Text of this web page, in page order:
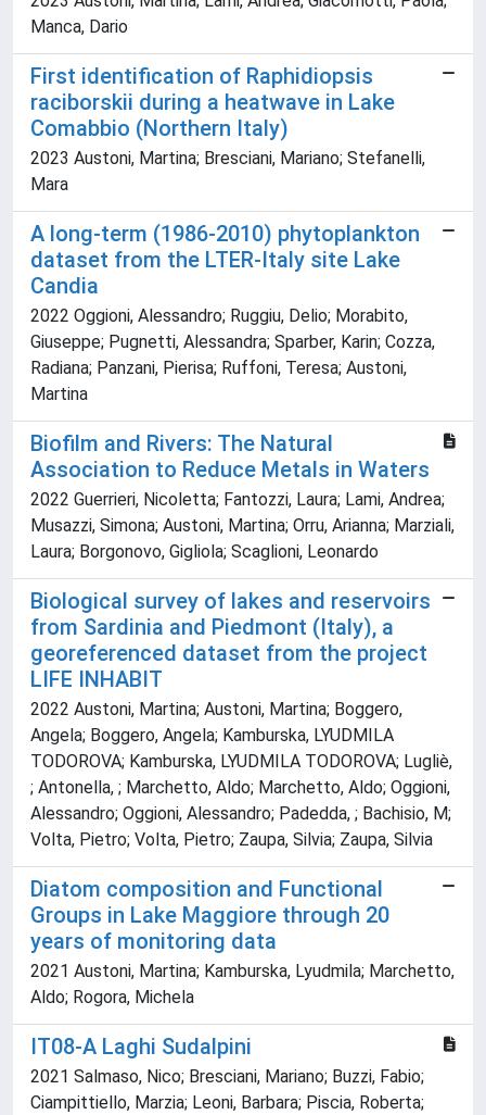
Manca, Dario
First identification of Raphidiopsis
raciborskii during a heatwave in Lake
Comabbio (Northern Italy)
2023 Austoni, Martina; Bresciani, Mariano; Stefanelli,
Mara
A long-term (1986-2010) phytoplankton
dataset from the LTER-Italy site Lake
Candia
2022 Oggioni, Alessandro; Ruggiu, Delio; Morabito,
Giuseppe; Pugnetti, Alessandra; Sparber, Karin; Cozza,
Radiana; Panzani, Pierisa; Ruffoni, Teresa; Austoni,
Martina
Biofilm and Rivers: The Natural
Association to Reduce Metals in Waters
2022 Guerrieri, Nicoletta; Fantozzi, Laura; Lami, Andrea;
Musazzi, Simona; Austoni, Martina; Orru, Arianna; Marziali,
Laura; Borgonovo, Gigliola; Scaglioni, Leonardo
Biological survey of lakes and reservoirs
from Sardinia and Piedmont (Italy), a
georeferenced dataset from the project
LIFE INHABIT
2022 Austoni, Martina; Austoni, Martina; Boggero,
Angela; Boggero, Angela; Kamburska, LYUDMILA
TODOROVA; Kamburska, LYUDMILA TODOROVA; Lugliè,
; Antonella, ; Marchetto, Aldo; Marchetto, Aldo; Oggioni,
Alessandro; Oggioni, Alessandro; Padedda, ; Bachisio, M;
Volta, Pietro; Volta, Pietro; Zaupa, Silvia; Zaupa, Silvia
Diatom composition and Functional
Groups in Lake Maggiore through 20
years of monitoring data
2021 Austoni, Martina; Kamburska, Lyudmila; Marchetto,
Aldo; Rogora, Michela
IT08-A Laghi Sudalpini
2021 Salmaso, Nico; Bresciani, Mariano; Buzzi, Fabio;
Ciampittiello, Marzia; Leoni, Barbara; Piscia, Roberta;